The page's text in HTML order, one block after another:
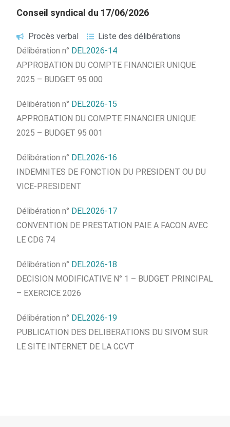
Conseil syndical du 17/06/2026
Procès verbal
Liste des délibérations
Délibération n° DEL2026-14
APPROBATION DU COMPTE FINANCIER UNIQUE
2025 – BUDGET 95 000
Délibération n° DEL2026-15
APPROBATION DU COMPTE FINANCIER UNIQUE
2025 – BUDGET 95 001
Délibération n° DEL2026-16
INDEMNITES DE FONCTION DU PRESIDENT OU DU
VICE-PRESIDENT
Délibération n° DEL2026-17
CONVENTION DE PRESTATION PAIE A FACON AVEC
LE CDG 74
Délibération n° DEL2026-18
DECISION MODIFICATIVE N° 1 – BUDGET PRINCIPAL
– EXERCICE 2026
Délibération n° DEL2026-19
PUBLICATION DES DELIBERATIONS DU SIVOM SUR
LE SITE INTERNET DE LA CCVT